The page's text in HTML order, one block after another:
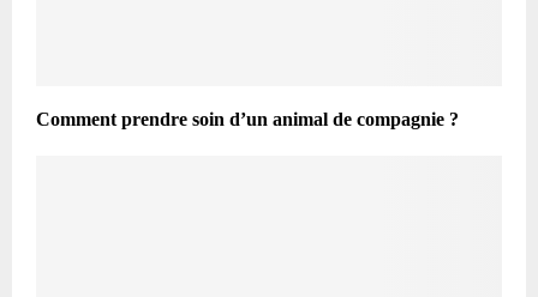
Comment prendre soin d’un animal de compagnie ?